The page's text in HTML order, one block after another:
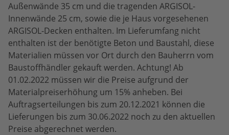
Außenwände 35 cm und die tragenden ARGISOL-
Innenwände 25 cm, sowie die je Haus vorgesehenen
ARGISOL-Decken enthalten. Im Lieferumfang nicht
enthalten ist der benötigte Beton und Baustahl, diese
Materialien müssen vor Ort durch den Bauherrn vom
Baustoffhändler gekauft werden. Achtung! Ab
01.02.2022 müssen wir die Preise aufgrund der
Materialpreiserhöhung um 15% anheben. Bei
Auftragserteilungen bis zum 20.12.2021 können die
Lieferungen bis zum 30.06.2022 noch zu den aktuellen
Preise abgerechnet werden.